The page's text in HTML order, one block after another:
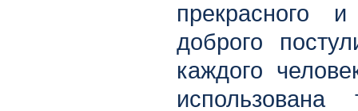
прекрасного
доброго
каждого
использована